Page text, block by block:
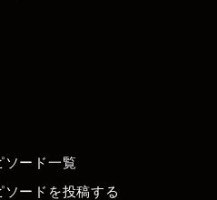
ソード一覧
ードを投稿する